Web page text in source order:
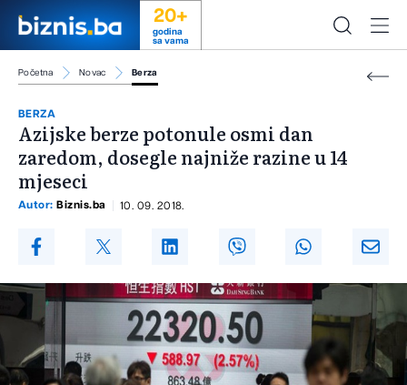
20+
godina
sa vama
Početna Novac Berza
BERZA
Azijske berze potonule osmi dan
zaredom, dosegle najniže razine u 14
mjeseci
Autor: Biznis.ba 10. 09. 2018.